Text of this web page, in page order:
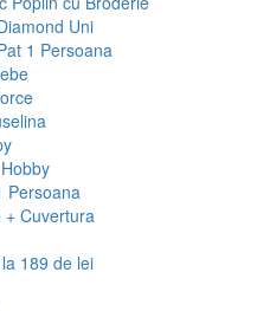
Uni
1 Persoana
Persoana
+ Cuvertura
189 de lei